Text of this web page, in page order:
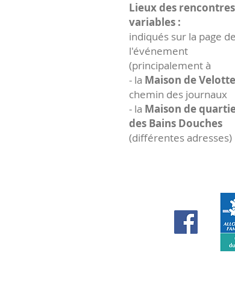
Lieux des rencontres
variables :
indiqués sur la page de
l'événement
(principalement à
- la Maison de Velotte
chemin des journaux
- la Maison de
des Bains Douches
(différentes adresses)